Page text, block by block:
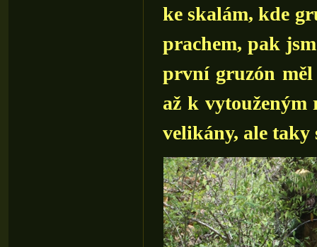
ke skalám, kde
prachem, pak
první gruzón měl
až k vytouženým
velikány, ale taky